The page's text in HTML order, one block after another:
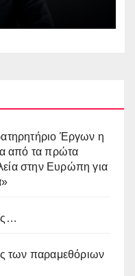
Έργων η
από τα πρώτα
στην Ευρώπη για
των παραμεθόριων